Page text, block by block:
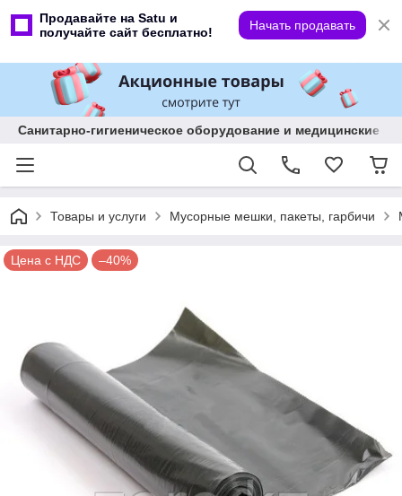
Продавайте на Satu и
получайте сайт бесплатно!
Начать продавать
Санитарно-гигиеническое оборудование и медицинские
Товары и услуги Мусорные мешки, пакеты, гарбичи
Цена с НДС –40%